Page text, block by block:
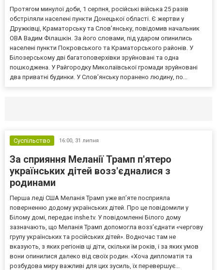
Протягом минулої доби, 1 серпня, російські війська 25 разів
обстріляли населені пункти Донецької області. Є жертви у
Дружківці, Краматорську та Слов’янську, повідомив начальник
ОВА Вадим Філашкін. За його словами, під ударом опинились
населені пункти Покровського та Краматорського районів. У
Білозерському дві багатоповерхівки зруйновані та одна
пошкоджена. У Райгородку Миколаївської громади зруйновані
два приватні будинки. У Слов’янську поранено людину, по...
Суспільство 16:00, 31 липня
За сприяння Меланії Трамп п'ятеро
українських дітей возз'єдналися з
родинами
Перша леді США Меланія Трамп уже впʼяте посприяла
поверненню додому українських дітей. Про це повідомили у
Білому домі, передає inshe.tv. У повідомленні Білого дому
зазначають, що Меланія Трамп допомогла возз’єднати «чергову
групу українських та російських дітей». Водночас там не
вказують, з яких регіонів ці діти, скільки їм років, і за яких умов
вони опинилися далеко від своїх родин. «Хоча дипломатія та
розбудова миру важливі для цих зусиль, їх перевершує...